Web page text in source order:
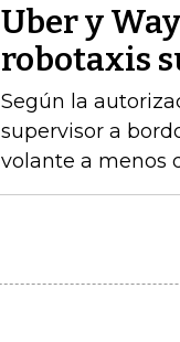
Uber y
robotaxis
Según la
supervisor a
volante a menos